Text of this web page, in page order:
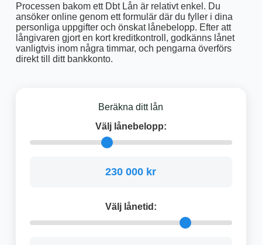
Processen bakom ett Dbt Lån är relativt enkel. Du
ansöker online genom ett formulär där du fyller i dina
personliga uppgifter och önskat lånebelopp. Efter att
långivaren gjort en kort kreditkontroll, godkänns lånet
vanligtvis inom några timmar, och pengarna överförs
direkt till ditt bankkonto.
Beräkna ditt lån
Välj lånebelopp:
230 000 kr
Välj lånetid: